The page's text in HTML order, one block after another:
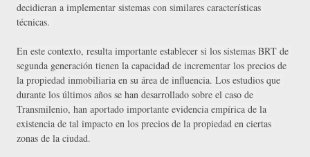
decidieran a implementar sistemas con similares características
técnicas.
En este contexto, resulta importante establecer si los sistemas BRT de
segunda generación tienen la capacidad de incrementar los precios de
la propiedad inmobiliaria en su área de influencia. Los estudios que
durante los últimos años se han desarrollado sobre el caso de
Transmilenio, han aportado importante evidencia empírica de la
existencia de tal impacto en los precios de la propiedad en ciertas
zonas de la ciudad.